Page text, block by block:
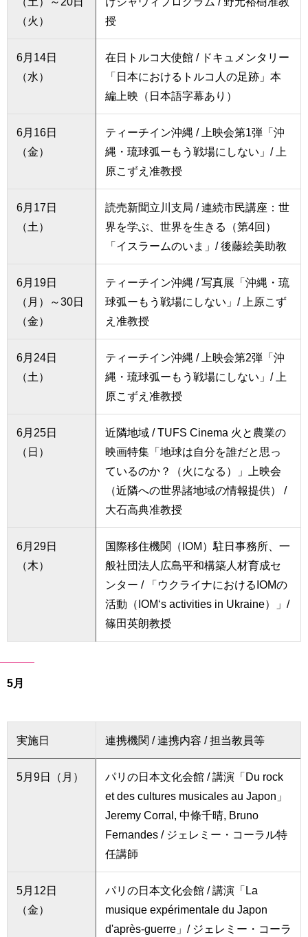
（火）
授
6月14日
（水）
在日トルコ大使館 / ドキュメンタリー
「日本におけるトルコ人の足跡」本
編上映（日本語字幕あり）
6月16日
（金）
ティーチイン沖縄 / 上映会第1弾「沖
縄・琉球弧ーもう戦場にしない」/ 上
原こずえ准教授
6月17日
（土）
読売新聞立川支局 / 連続市民講座：世
界を学ぶ、世界を生きる（第4回）
「イスラームのいま」/ 後藤絵美助教
6月19日
（月）～30日
（金）
ティーチイン沖縄 / 写真展「沖縄・琉
球弧ーもう戦場にしない」/ 上原こず
え准教授
6月24日
（土）
ティーチイン沖縄 / 上映会第2弾「沖
縄・琉球弧ーもう戦場にしない」/ 上
原こずえ准教授
6月25日
（日）
近隣地域 / TUFS Cinema 火と農業の
映画特集「地球は自分を誰だと思っ
ているのか？（火になる）」上映会
（近隣への世界諸地域の情報提供） /
大石高典准教授
6月29日
（木）
国際移住機関（IOM）駐日事務所、一
般社団法人広島平和構築人材育成セ
ンター / 「ウクライナにおけるIOMの
活動（IOM‘s activities in Ukraine）」/
篠田英朗教授
5月
実施日 連携機関 / 連携内容 / 担当教員等
5月9日（月）
パリの日本文化会館 / 講演「Du rock
et des cultures musicales au Japon」
Jeremy Corral, 中條千晴, Bruno
Fernandes / ジェレミー・コーラル特
任講師
5月12日
（金）
パリの日本文化会館 / 講演「La
musique expérimentale du Japon
d'après-guerre」/ ジェレミー・コーラ